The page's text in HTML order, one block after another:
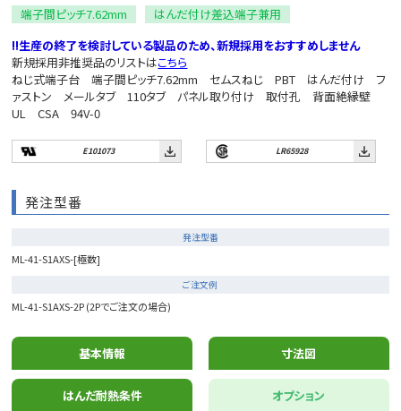
端子間ピッチ7.62mm
はんだ付け差込端子兼用
‼生産の終了を検討している製品のため、新規採用をおすすめしません
新規採用非推奨品のリストはこちら
ねじ式端子台 端子間ピッチ7.62mm セムスねじ PBT はんだ付け フ
ァストン メールタブ 110タブ パネル取り付け 取付孔 背面絶縁壁
UL CSA 94V-0
E101073 LR65928
発注型番
発注型番
ML-41-S1AXS-[極数]
ご注文例
ML-41-S1AXS-2P (2Pでご注文の場合)
基本情報 寸法図
はんだ耐熱条件 オプション